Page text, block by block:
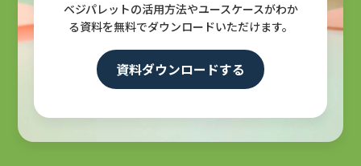
ベジパレットの活用方法やユースケースがわか
る資料を無料でダウンロードいただけます。
資料ダウンロードする